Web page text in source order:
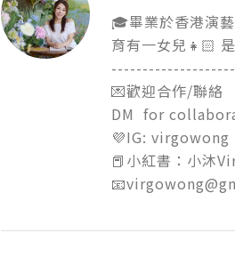
🎓畢業於香港演
育有一女兒👧🏻
💌歡迎合作/聯絡
DM  for
💜IG: virgowong
📕小紅書：小沐